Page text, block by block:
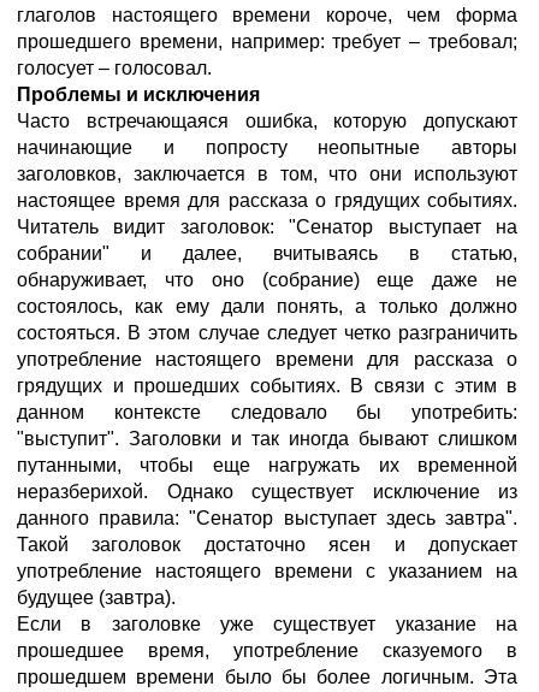
глаголов настоящего времени короче, чем форма
прошедшего времени, например: требует – требовал;
голосует – голосовал.
Проблемы и исключения
Часто встречающаяся ошибка, которую допускают
начинающие и попросту неопытные авторы
заголовков, заключается в том, что они используют
настоящее время для рассказа о грядущих событиях.
Читатель видит заголовок: "Сенатор выступает на
собрании" и далее, вчитываясь в статью,
обнаруживает, что оно (собрание) еще даже не
состоялось, как ему дали понять, а только должно
состояться. В этом случае следует четко разграничить
употребление настоящего времени для рассказа о
грядущих и прошедших событиях. В связи с этим в
данном контексте следовало бы употребить:
"выступит". Заголовки и так иногда бывают слишком
путанными, чтобы еще нагружать их временной
неразберихой. Однако существует исключение из
данного правила: "Сенатор выступает здесь завтра".
Такой заголовок достаточно ясен и допускает
употребление настоящего времени с указанием на
будущее (завтра).
Если в заголовке уже существует указание на
прошедшее время, употребление сказуемого в
прошедшем времени было бы более логичным. Эта